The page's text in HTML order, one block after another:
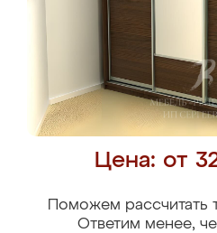
Цена: от
Поможем рассчитать
Ответим менее,